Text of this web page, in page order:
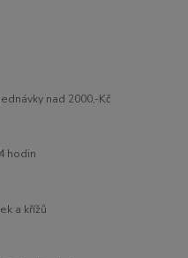
nad 2000,-Kč
hodin
a křížů